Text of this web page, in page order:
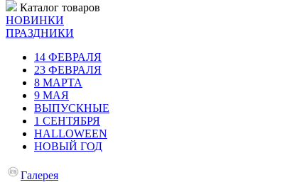
Каталог товаров
НОВИНКИ
ПРАЗДНИКИ
14 ФЕВРАЛЯ
23 ФЕВРАЛЯ
8 МАРТА
9 МАЯ
ВЫПУСКНЫЕ
1 СЕНТЯБРЯ
HALLOWEEN
НОВЫЙ ГОД
Галерея